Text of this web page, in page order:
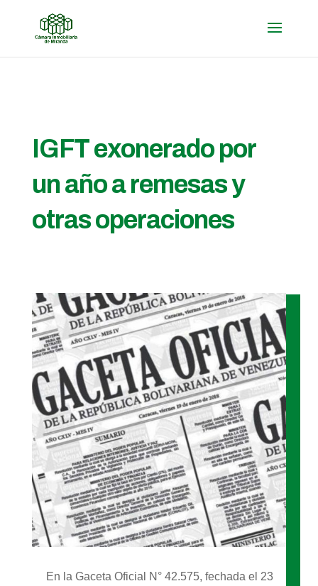
IGFT exonerado por
un año a remesas y
otras operaciones
En la Gaceta Oficial N° 42.575, fechada el 23